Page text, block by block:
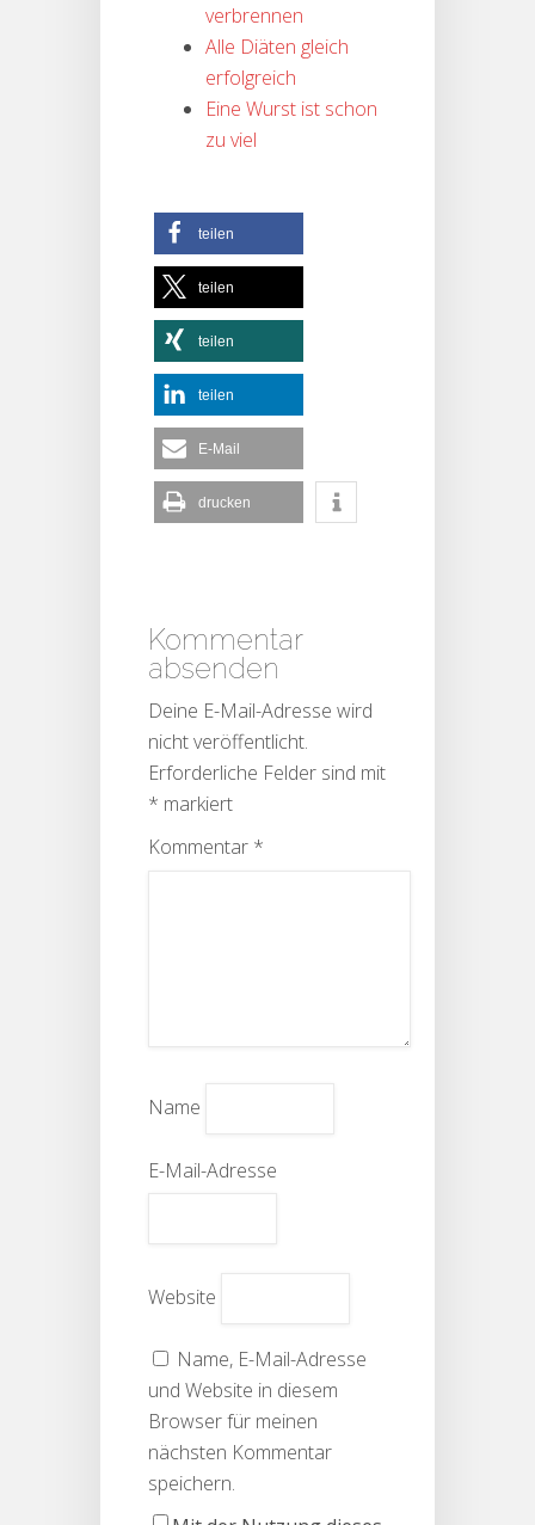
verbrennen
Alle Diäten gleich
erfolgreich
Eine Wurst ist schon
zu viel
teilen
teilen
teilen
teilen
E-Mail
drucken
Kommentar
absenden
Deine E-Mail-Adresse wird
nicht veröffentlicht.
Erforderliche Felder sind mit
* markiert
Kommentar *
Name
E-Mail-Adresse
Website
Name, E-Mail-Adresse
und Website in diesem
Browser für meinen
nächsten Kommentar
speichern.